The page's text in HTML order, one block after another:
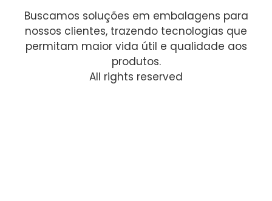
Buscamos soluções em embalagens para
nossos clientes, trazendo tecnologias que
permitam maior vida útil e qualidade aos
produtos.
All rights reserved